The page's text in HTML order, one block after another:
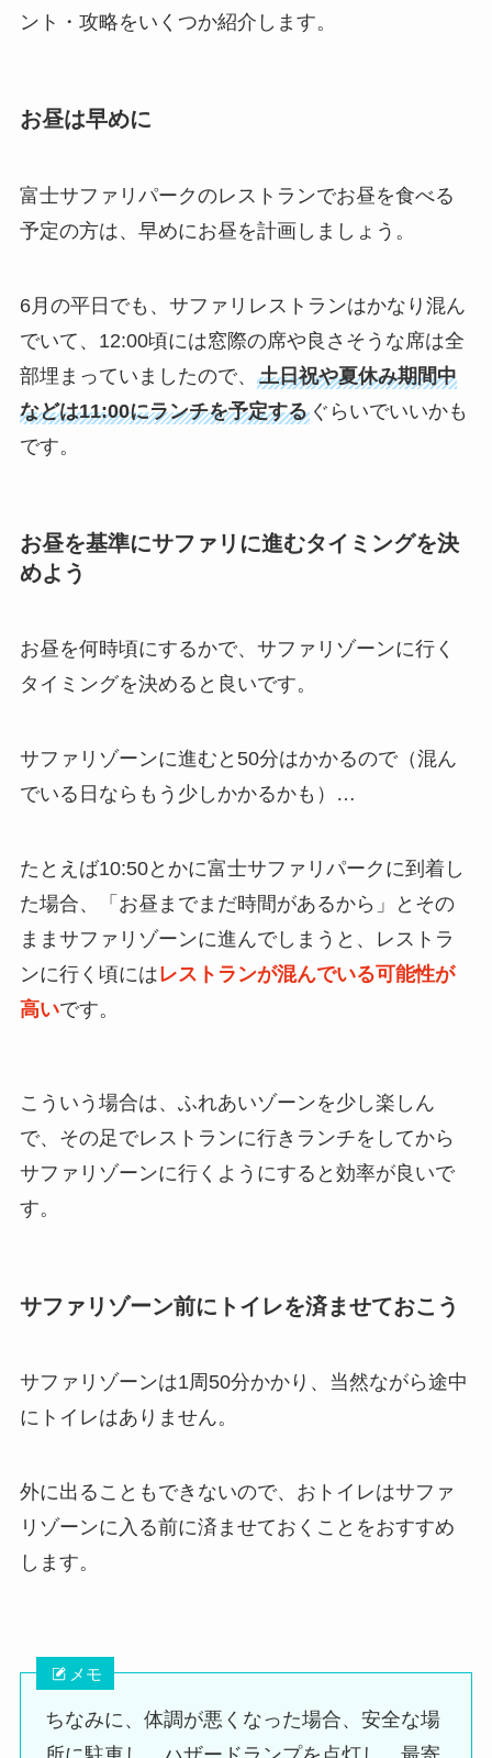
ント・攻略をいくつか紹介します。
お昼は早めに
富士サファリパークのレストランでお昼を食べる
予定の方は、早めにお昼を計画しましょう。
6月の平日でも、サファリレストランはかなり混ん
でいて、12:00頃には窓際の席や良さそうな席は全
部埋まっていましたので、 土日祝や夏休み期間中
などは11:00にランチを予定するぐらいでいいかも
です。
お昼を基準にサファリに進むタイミングを決
めよう
お昼を何時頃にするかで、サファリゾーンに行く
タイミングを決めると良いです。
サファリゾーンに進むと50分はかかるので（混ん
でいる日ならもう少しかかるかも）…
たとえば10:50とかに富士サファリパークに到着し
た場合、「お昼までまだ時間があるから」とその
ままサファリゾーンに進んでしまうと、レストラ
ンに行く頃にはレストランが混んでいる可能性が
高いです。
こういう場合は、ふれあいゾーンを少し楽しん
で、その足でレストランに行きランチをしてから
サファリゾーンに行くようにすると効率が良いで
す。
サファリゾーン前にトイレを済ませておこう
サファリゾーンは1周50分かかり、当然ながら途中
にトイレはありません。
外に出ることもできないので、おトイレはサファ
リゾーンに入る前に済ませておくことをおすすめ
します。
メモ
ちなみに、体調が悪くなった場合、安全な場